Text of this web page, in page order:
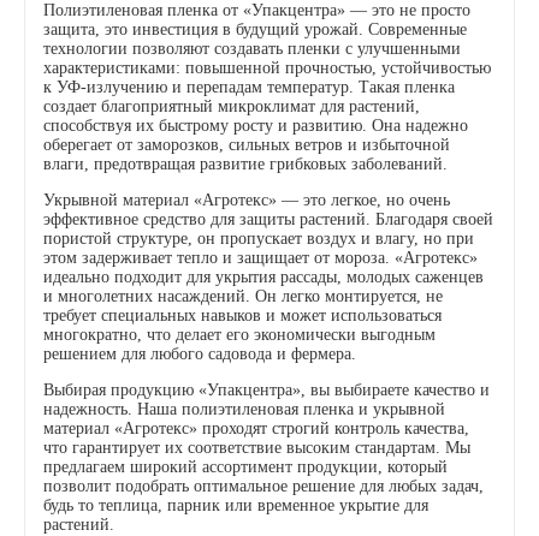
Полиэтиленовая пленка от «Упакцентра» — это не просто
защита, это инвестиция в будущий урожай. Современные
технологии позволяют создавать пленки с улучшенными
характеристиками: повышенной прочностью, устойчивостью
к УФ-излучению и перепадам температур. Такая пленка
создает благоприятный микроклимат для растений,
способствуя их быстрому росту и развитию. Она надежно
оберегает от заморозков, сильных ветров и избыточной
влаги, предотвращая развитие грибковых заболеваний.
Укрывной материал «Агротекс» — это легкое, но очень
эффективное средство для защиты растений. Благодаря своей
пористой структуре, он пропускает воздух и влагу, но при
этом задерживает тепло и защищает от мороза. «Агротекс»
идеально подходит для укрытия рассады, молодых саженцев
и многолетних насаждений. Он легко монтируется, не
требует специальных навыков и может использоваться
многократно, что делает его экономически выгодным
решением для любого садовода и фермера.
Выбирая продукцию «Упакцентра», вы выбираете качество и
надежность. Наша полиэтиленовая пленка и укрывной
материал «Агротекс» проходят строгий контроль качества,
что гарантирует их соответствие высоким стандартам. Мы
предлагаем широкий ассортимент продукции, который
позволит подобрать оптимальное решение для любых задач,
будь то теплица, парник или временное укрытие для
растений.